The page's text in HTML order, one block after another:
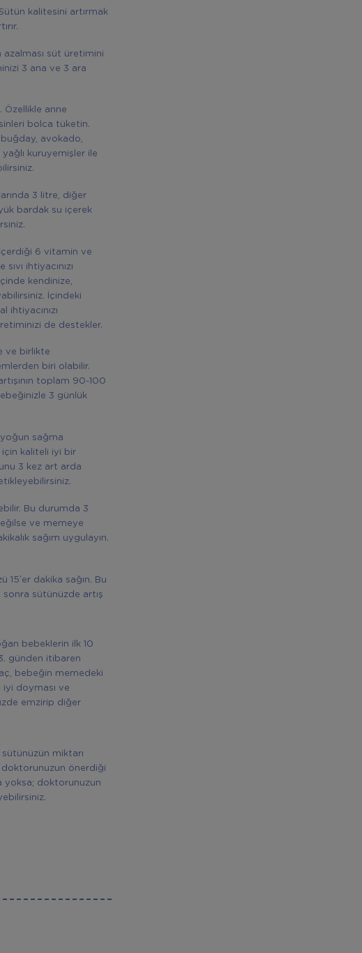
kalitesini artırmak
azalması süt üretimini
3 ana ve 3 ara
Özellikle anne
bolca tüketin.
avokado,
kuruyemişler ile
3 litre, diğer
bardak su içerek
6 vitamin ve
ihtiyacınızı
kendinize,
İçindeki
de destekler.
ve birlikte
biri olabilir.
toplam 90-100
3 günlük
sağma
için kaliteli iyi bir
3 kez art arda
Bu durumda 3
ve memeye
sağım uygulayın.
dakika sağın. Bu
sütünüzde artış
bebeklerin ilk 10
günden itibaren
bebeğin memedeki
iyi doyması ve
emzirip diğer
miktarı
önerdiği
yoksa; doktorunuzun